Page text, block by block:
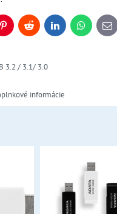
PinterestReddit LinkedInWhatsApp
E-
mail
3.2 / 3.1/ 3.0
informácie